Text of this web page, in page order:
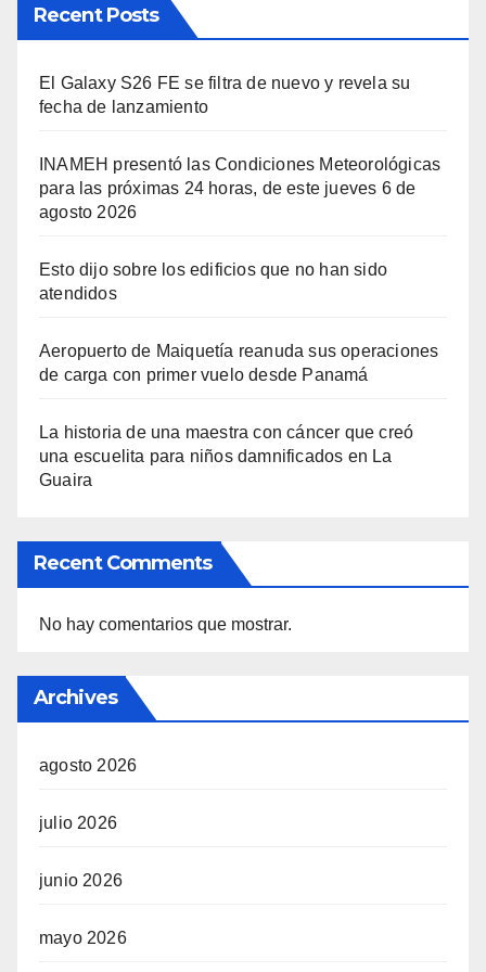
Recent Posts
El Galaxy S26 FE se filtra de nuevo y revela su
fecha de lanzamiento
INAMEH presentó las Condiciones Meteorológicas
para las próximas 24 horas, de este jueves 6 de
agosto 2026
Esto dijo sobre los edificios que no han sido
atendidos
Aeropuerto de Maiquetía reanuda sus operaciones
de carga con primer vuelo desde Panamá
La historia de una maestra con cáncer que creó
una escuelita para niños damnificados en La
Guaira
Recent Comments
No hay comentarios que mostrar.
Archives
agosto 2026
julio 2026
junio 2026
mayo 2026